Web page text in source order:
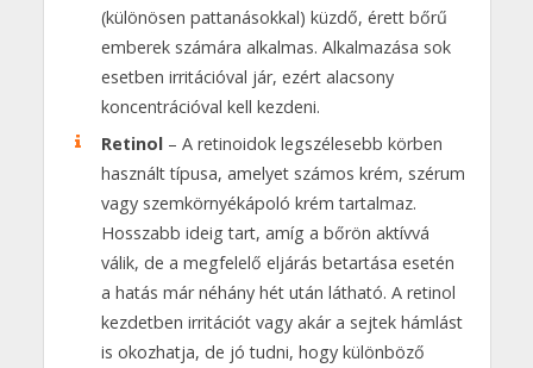
(különösen pattanásokkal) küzdő, érett bőrű
emberek számára alkalmas. Alkalmazása sok
esetben irritációval jár, ezért alacsony
koncentrációval kell kezdeni.
Retinol – A retinoidok legszélesebb körben
használt típusa, amelyet számos krém, szérum
vagy szemkörnyékápoló krém tartalmaz.
Hosszabb ideig tart, amíg a bőrön aktívvá
válik, de a megfelelő eljárás betartása esetén
a hatás már néhány hét után látható. A retinol
kezdetben irritációt vagy akár a sejtek hámlást
is okozhatja, de jó tudni, hogy különböző